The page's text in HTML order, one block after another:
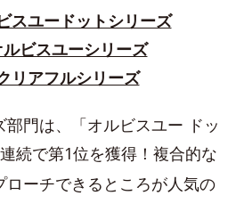
スユードットシリーズ
ビスユーシリーズ
リアフルシリーズ
部門は、「オルビスユー ドッ
続で第1位を獲得！複合的な
ローチできるところが人気の